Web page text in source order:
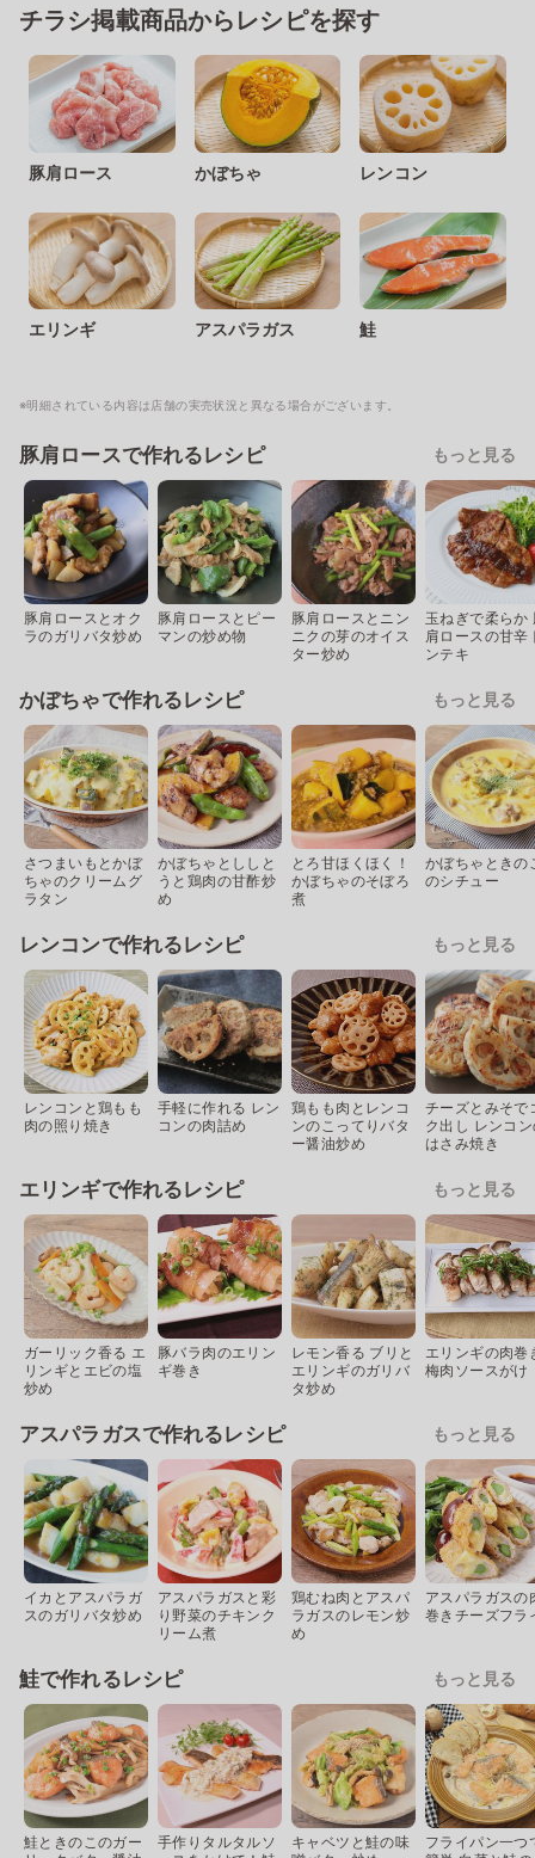
チラシ掲載商品からレシピを探す
豚肩ロース かぼちゃ レンコン
エリンギ アスパラガス 鮭
※明細されている内容は店舗の実売状況と異なる場合がございます。
豚肩ロースで作れるレシピ もっと見る
豚肩ロースとオク
ラのガリバタ炒め
豚肩ロースとピー
マンの炒め物
豚肩ロースとニン
ニクの芽のオイス
ター炒め
玉ねぎで柔らか
肩ロースの甘辛
ンテキ
かぼちゃで作れるレシピ もっと見る
さつまいもとかぼ
ちゃのクリームグ
ラタン
かぼちゃとししと
うと鶏肉の甘酢炒
め
とろ甘ほくほく！
かぼちゃのそぼろ
煮
かぼちゃときの
のシチュー
レンコンで作れるレシピ もっと見る
レンコンと鶏もも
肉の照り焼き
手軽に作れる レン
コンの肉詰め
鶏もも肉とレンコ
ンのこってりバタ
ー醤油炒め
チーズとみそで
ク出し レンコ
はさみ焼き
エリンギで作れるレシピ もっと見る
ガーリック香る エ
リンギとエビの塩
炒め
豚バラ肉のエリン
ギ巻き
レモン香る ブリと
エリンギのガリバ
タ炒め
エリンギの肉巻
梅肉ソースがけ
アスパラガスで作れるレシピ もっと見る
イカとアスパラガ
スのガリバタ炒め
アスパラガスと彩
り野菜のチキンク
リーム煮
鶏むね肉とアスパ
ラガスのレモン炒
め
アスパラガスの
巻きチーズフラ
鮭で作れるレシピ もっと見る
鮭ときのこのガー
手作りタルタルソ
キャベツと鮭の味
フライパン一つ